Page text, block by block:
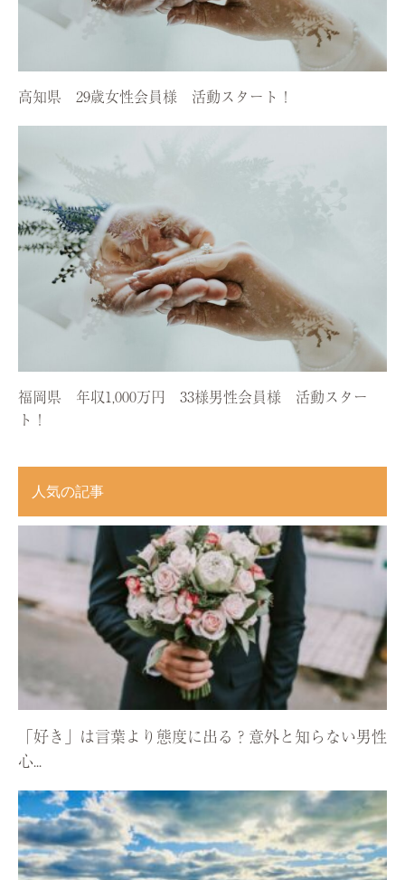
高知県 29歳女性会員様 活動スタート！
福岡県 年収1,000万円 33様男性会員様 活動スター
ト！
人気の記事
「好き」は言葉より態度に出る？意外と知らない男性
心...